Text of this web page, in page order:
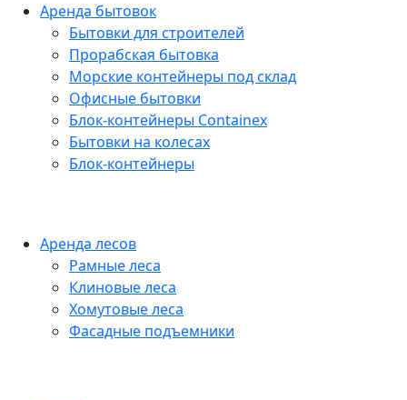
Аренда бытовок
Бытовки для строителей
Прорабская бытовка
Морские контейнеры под склад
Офисные бытовки
Блок-контейнеры Containex
Бытовки на колесах
Блок-контейнеры
Аренда лесов
Рамные леса
Клиновые леса
Хомутовые леса
Фасадные подъемники